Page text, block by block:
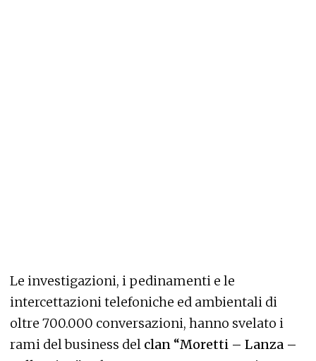
Le investigazioni, i pedinamenti e le
intercettazioni telefoniche ed ambientali di
oltre 700.000 conversazioni, hanno svelato i
rami del business del clan “Moretti – Lanza –